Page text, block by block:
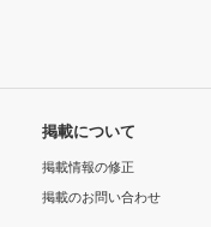
掲載について
掲載情報の修正
掲載のお問い合わせ